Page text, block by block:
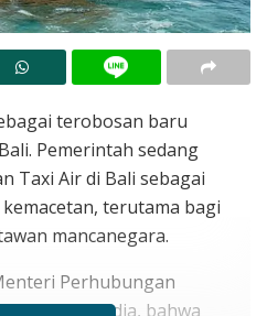
terobosan baru
Pemerintah sedang
Taxi Air di Bali sebagai
terutama bagi
mancanegara.
Perhubungan
awak media, bahwa